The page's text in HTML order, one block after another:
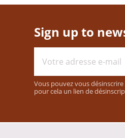
Sign up to
Vous pouvez vous
pour cela un lien de